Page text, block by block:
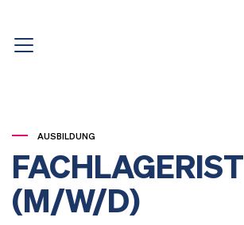
AUSBILDUNG
FACHLAGERIST
(M/W/D)